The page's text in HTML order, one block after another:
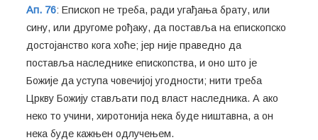
Ап. 76: Епископ не треба, ради угађања брату, или
сину, или другоме рођаку, да поставља на епископско
достојанство кога хоће; јер није праведно да
поставља наследнике епископства, и оно што је
Божије да уступа човечијој угодности; нити треба
Цркву Божију стављати под власт наследника. А ако
неко то учини, хиротонија нека буде ништавна, а он
нека буде кажњен одлучењем.